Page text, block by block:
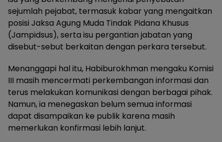
sejumlah pejabat, termasuk kabar yang mengaitkan
posisi Jaksa Agung Muda Tindak Pidana Khusus
(Jampidsus), serta isu pergantian jabatan yang
disebut-sebut berkaitan dengan perkara tersebut.
Menanggapi hal itu, Habiburokhman mengaku Komisi
III masih mencermati perkembangan informasi dan
terus melakukan komunikasi dengan berbagai pihak.
Namun, ia menegaskan belum semua informasi
dapat disampaikan ke publik karena masih
memerlukan konfirmasi lebih lanjut.